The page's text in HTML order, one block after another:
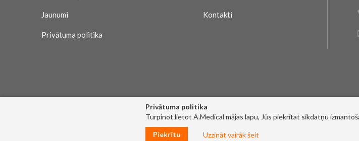
Privātuma politika
Turpinot lietot A.Medical mājas lapu, Jūs piekrītat sīkdatņu
Uzzināt vairāk šeit
Piekrītu
Jaunumi Kontakti
Privātuma politika